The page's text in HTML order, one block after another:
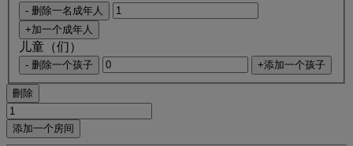
- 删除一名成年人
+加一个成年人
儿童（们）
- 删除一个孩子 +添加一个孩子
刪除
添加一个房间